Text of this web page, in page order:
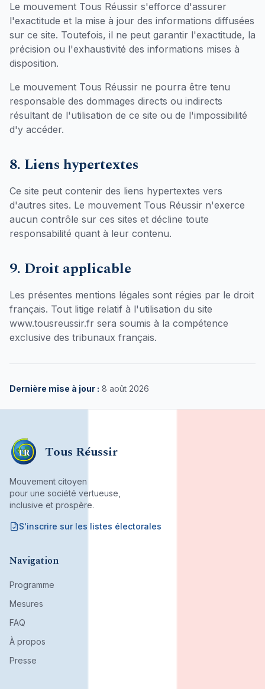
Le mouvement Tous Réussir s'efforce d'assurer
l'exactitude et la mise à jour des informations diffusées
sur ce site. Toutefois, il ne peut garantir l'exactitude, la
précision ou l'exhaustivité des informations mises à
disposition.
Le mouvement Tous Réussir ne pourra être tenu
responsable des dommages directs ou indirects
résultant de l'utilisation de ce site ou de l'impossibilité
d'y accéder.
8. Liens hypertextes
Ce site peut contenir des liens hypertextes vers
d'autres sites. Le mouvement Tous Réussir n'exerce
aucun contrôle sur ces sites et décline toute
responsabilité quant à leur contenu.
9. Droit applicable
Les présentes mentions légales sont régies par le droit
français. Tout litige relatif à l'utilisation du site
www.tousreussir.fr sera soumis à la compétence
exclusive des tribunaux français.
Dernière mise à jour : 8 août 2026
TR Tous Réussir
Mouvement citoyen
pour une société vertueuse,
inclusive et prospère.
S'inscrire sur les listes électorales
Navigation
Programme
Mesures
FAQ
À propos
Presse